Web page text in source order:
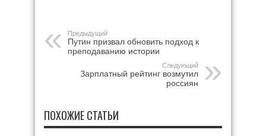
Предыдущий
Путин призвал обновить подход к
преподаванию истории
Следующий
Зарплатный рейтинг возмутил
россиян
ПОХОЖИЕ СТАТЬИ